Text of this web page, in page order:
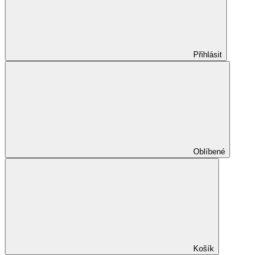
Přihlásit
Oblíbené
Košík